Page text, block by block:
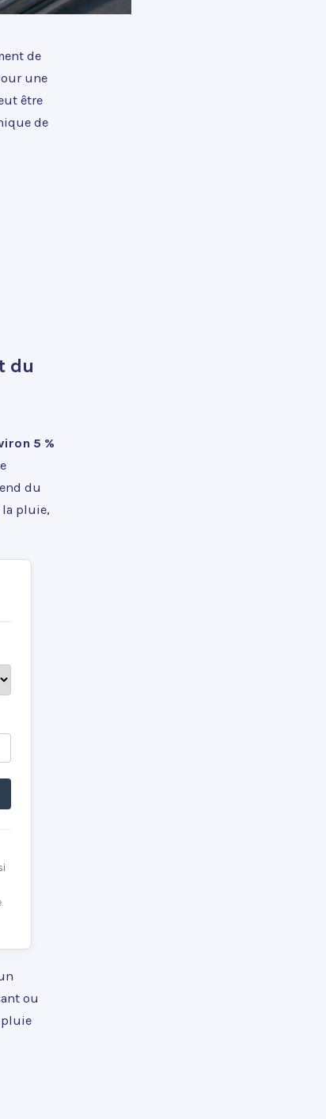
de
une
être
de
du
5 %
du
la pluie,
ou
pluie